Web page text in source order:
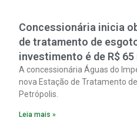
Concessionária inicia
de tratamento de
investimento é de R$
A concessionária Águas do
nova Estação de Tratamento
Petrópolis.
Leia mais »